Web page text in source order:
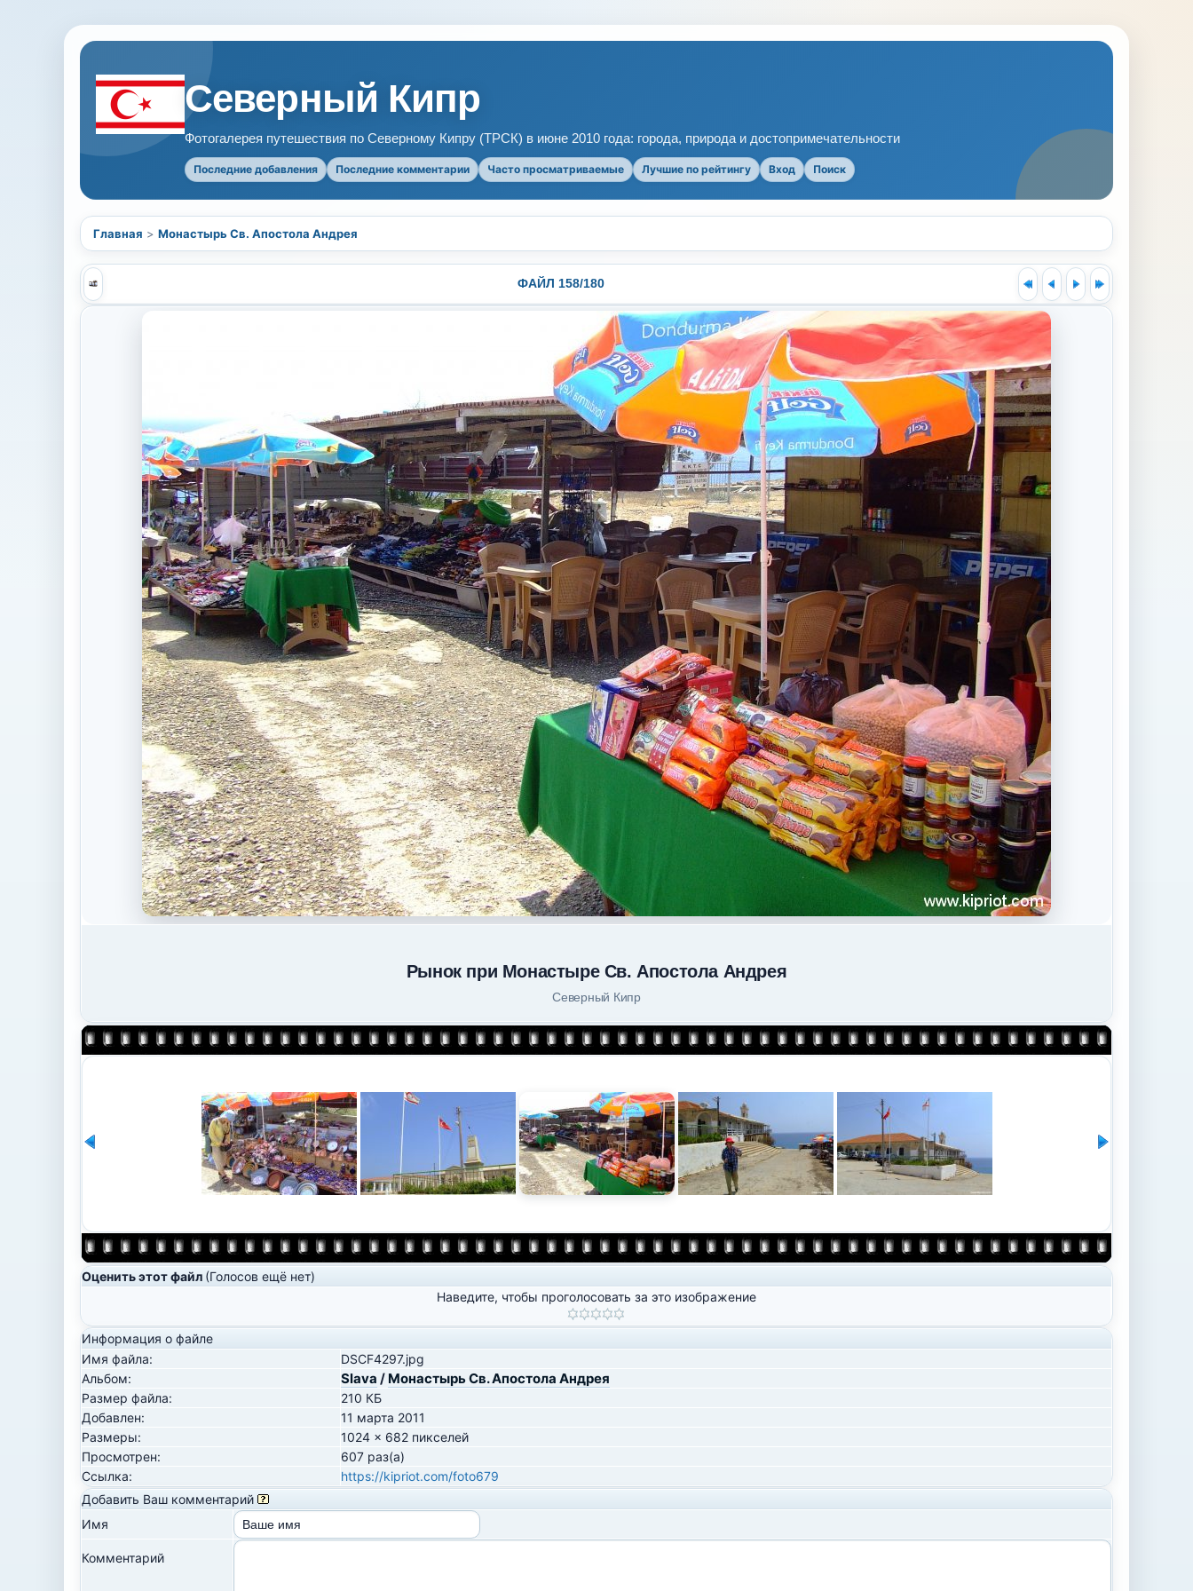
Северный Кипр
Фотогалерея путешествия по Северному Кипру (ТРСК) в июне 2010 года: города, природа и достопримечательности
Последние добавления Последние комментарии Часто просматриваемые Лучшие по рейтингу Вход Поиск
Главная > Монастырь Св. Апостола Андрея
ФАЙЛ 158/180
Рынок при Монастыре Св. Апостола Андрея
Северный Кипр
Оценить этот файл (Голосов ещё нет)
Наведите, чтобы проголосовать за это изображение
Информация о файле
Имя файла:
DSCF4297.jpg
Альбом:
Slava / Монастырь Св. Апостола Андрея
Размер файла:
210 КБ
Добавлен:
11 марта 2011
Размеры:
1024 x 682 пикселей
Просмотрен:
607 раз(а)
Ссылка:
https://kipriot.com/foto679
Добавить Ваш комментарий
Имя
Комментарий